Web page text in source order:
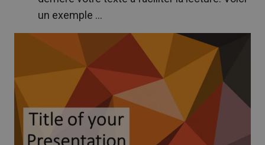
un exemple …